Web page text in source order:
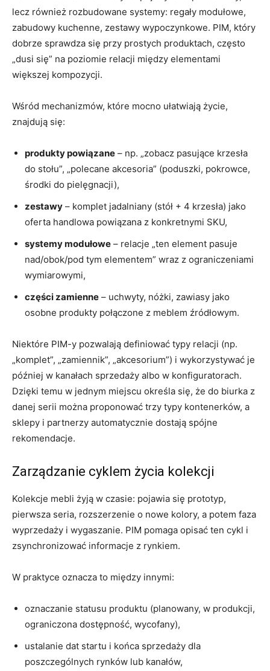
lecz również rozbudowane systemy: regały modułowe,
zabudowy kuchenne, zestawy wypoczynkowe. PIM, który
dobrze sprawdza się przy prostych produktach, często
„dusi się” na poziomie relacji między elementami
większej kompozycji.
Wśród mechanizmów, które mocno ułatwiają życie,
znajdują się:
produkty powiązane – np. „zobacz pasujące krzesła
do stołu”, „polecane akcesoria” (poduszki, pokrowce,
środki do pielęgnacji),
zestawy – komplet jadalniany (stół + 4 krzesła) jako
oferta handlowa powiązana z konkretnymi SKU,
systemy modułowe – relacje „ten element pasuje
nad/obok/pod tym elementem” wraz z ograniczeniami
wymiarowymi,
części zamienne – uchwyty, nóżki, zawiasy jako
osobne produkty połączone z meblem źródłowym.
Niektóre PIM-y pozwalają definiować typy relacji (np.
„komplet”, „zamiennik”, „akcesorium”) i wykorzystywać je
później w kanałach sprzedaży albo w konfiguratorach.
Dzięki temu w jednym miejscu określa się, że do biurka z
danej serii można proponować trzy typy kontenerków, a
sklepy i partnerzy automatycznie dostają spójne
rekomendacje.
Zarządzanie cyklem życia kolekcji
Kolekcje mebli żyją w czasie: pojawia się prototyp,
pierwsza seria, rozszerzenie o nowe kolory, a potem faza
wyprzedaży i wygaszanie. PIM pomaga opisać ten cykl i
zsynchronizować informacje z rynkiem.
W praktyce oznacza to między innymi:
oznaczanie statusu produktu (planowany, w produkcji,
ograniczona dostępność, wycofany),
ustalanie dat startu i końca sprzedaży dla
poszczególnych rynków lub kanałów,